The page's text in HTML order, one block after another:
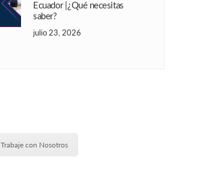
Ecuador |¿Qué necesitas
saber?
julio 23, 2026
Trabaje con Nosotros